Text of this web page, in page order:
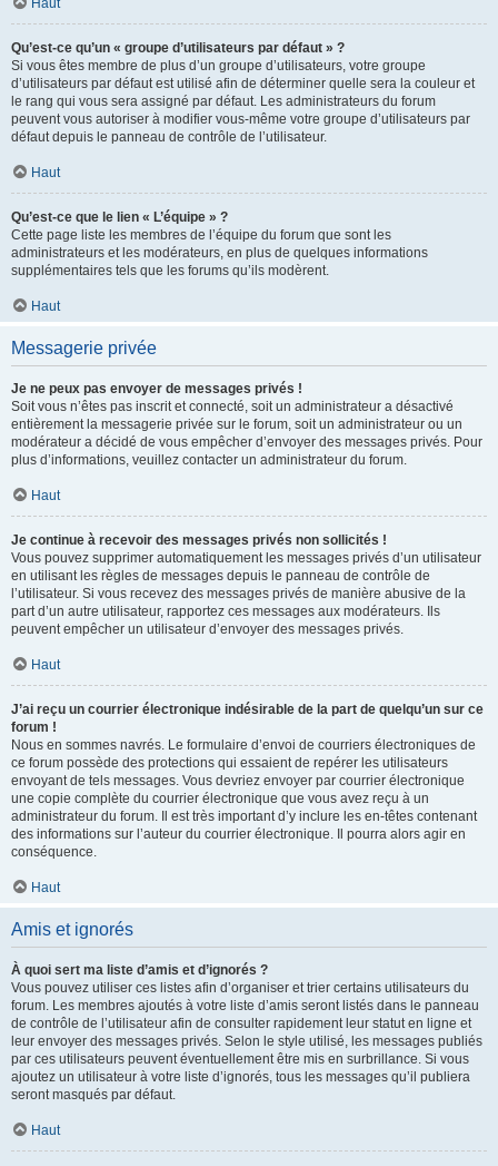
Haut
Qu’est-ce qu’un « groupe d’utilisateurs par défaut » ?
Si vous êtes membre de plus d’un groupe d’utilisateurs, votre groupe
d’utilisateurs par défaut est utilisé afin de déterminer quelle sera la couleur et
le rang qui vous sera assigné par défaut. Les administrateurs du forum
peuvent vous autoriser à modifier vous-même votre groupe d’utilisateurs par
défaut depuis le panneau de contrôle de l’utilisateur.
Haut
Qu’est-ce que le lien « L’équipe » ?
Cette page liste les membres de l’équipe du forum que sont les
administrateurs et les modérateurs, en plus de quelques informations
supplémentaires tels que les forums qu’ils modèrent.
Haut
Messagerie privée
Je ne peux pas envoyer de messages privés !
Soit vous n’êtes pas inscrit et connecté, soit un administrateur a désactivé
entièrement la messagerie privée sur le forum, soit un administrateur ou un
modérateur a décidé de vous empêcher d’envoyer des messages privés. Pour
plus d’informations, veuillez contacter un administrateur du forum.
Haut
Je continue à recevoir des messages privés non sollicités !
Vous pouvez supprimer automatiquement les messages privés d’un utilisateur
en utilisant les règles de messages depuis le panneau de contrôle de
l’utilisateur. Si vous recevez des messages privés de manière abusive de la
part d’un autre utilisateur, rapportez ces messages aux modérateurs. Ils
peuvent empêcher un utilisateur d’envoyer des messages privés.
Haut
J’ai reçu un courrier électronique indésirable de la part de quelqu’un sur ce
forum !
Nous en sommes navrés. Le formulaire d’envoi de courriers électroniques de
ce forum possède des protections qui essaient de repérer les utilisateurs
envoyant de tels messages. Vous devriez envoyer par courrier électronique
une copie complète du courrier électronique que vous avez reçu à un
administrateur du forum. Il est très important d’y inclure les en-têtes contenant
des informations sur l’auteur du courrier électronique. Il pourra alors agir en
conséquence.
Haut
Amis et ignorés
À quoi sert ma liste d’amis et d’ignorés ?
Vous pouvez utiliser ces listes afin d’organiser et trier certains utilisateurs du
forum. Les membres ajoutés à votre liste d’amis seront listés dans le panneau
de contrôle de l’utilisateur afin de consulter rapidement leur statut en ligne et
leur envoyer des messages privés. Selon le style utilisé, les messages publiés
par ces utilisateurs peuvent éventuellement être mis en surbrillance. Si vous
ajoutez un utilisateur à votre liste d’ignorés, tous les messages qu’il publiera
seront masqués par défaut.
Haut